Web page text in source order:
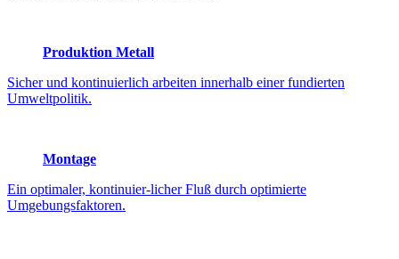
Produktion Metall
Sicher und kontinuierlich arbeiten innerhalb einer fundierten
Umweltpolitik.
Montage
Ein optimaler, kontinuier-licher Fluß durch optimierte
Umgebungsfaktoren.